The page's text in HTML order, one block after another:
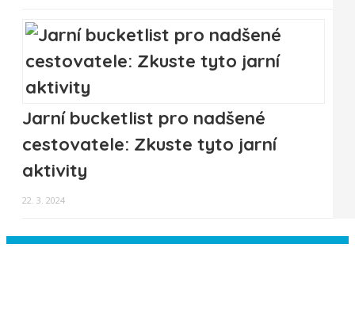
Jarní bucketlist pro nadšené
cestovatele: Zkuste tyto jarní
aktivity
22. 3. 2024